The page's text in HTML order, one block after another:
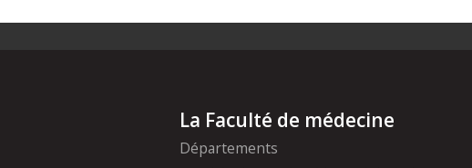
La Faculté de médecine
Départements